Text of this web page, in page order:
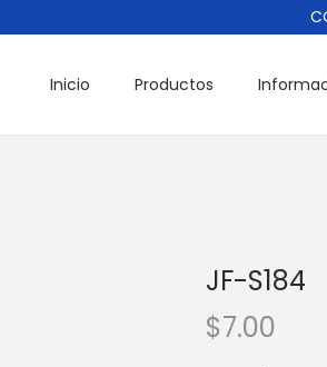
Inicio Productos
JF-S184
$7.00